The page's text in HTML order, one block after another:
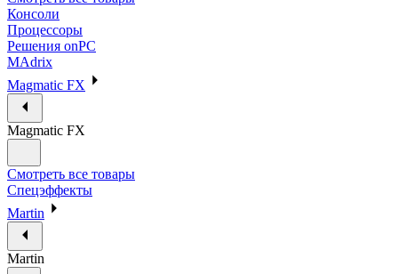
Консоли
Процессоры
Решения onPC
MAdrix
Magmatic FX
Magmatic FX
Смотреть все товары
Спецэффекты
Martin
Martin